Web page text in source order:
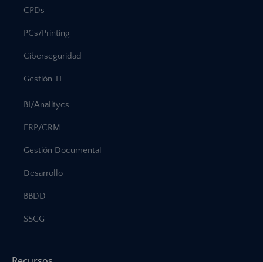
CPDs
PCs/Printing
Ciberseguridad
Gestión TI
BI/Analitycs
ERP/CRM
Gestión Documental
Desarrollo
BBDD
SSGG